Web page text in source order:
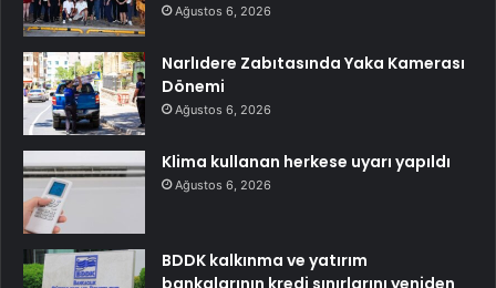
Ağustos 6, 2026
Narlıdere Zabıtasında Yaka Kamerası
Dönemi
Ağustos 6, 2026
Klima kullanan herkese uyarı yapıldı
Ağustos 6, 2026
BDDK kalkınma ve yatırım
bankalarının kredi sınırlarını yeniden